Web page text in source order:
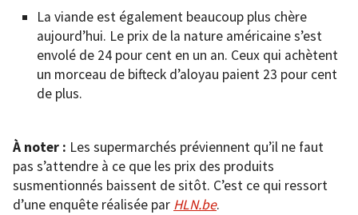
La viande est également beaucoup plus chère
aujourd’hui. Le prix de la nature américaine s’est
envolé de 24 pour cent en un an. Ceux qui achètent
un morceau de bifteck d’aloyau paient 23 pour cent
de plus.
À noter : Les supermarchés préviennent qu’il ne faut
pas s’attendre à ce que les prix des produits
susmentionnés baissent de sitôt. C’est ce qui ressort
d’une enquête réalisée par HLN.be.